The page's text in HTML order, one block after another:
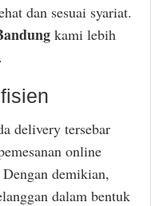
dan sesuai syariat.
kami lebih
delivery tersebar
online
demikian,
dalam bentuk